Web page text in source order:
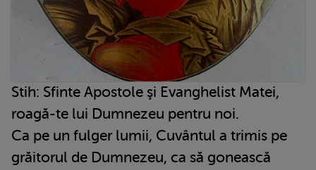
Stih: Sfinte Apostole şi Evanghelist Matei,
roagă-te lui Dumnezeu pentru noi.
Ca pe un fulger lumii, Cuvântul a trimis pe
grăitorul de Dumnezeu, ca să gonească